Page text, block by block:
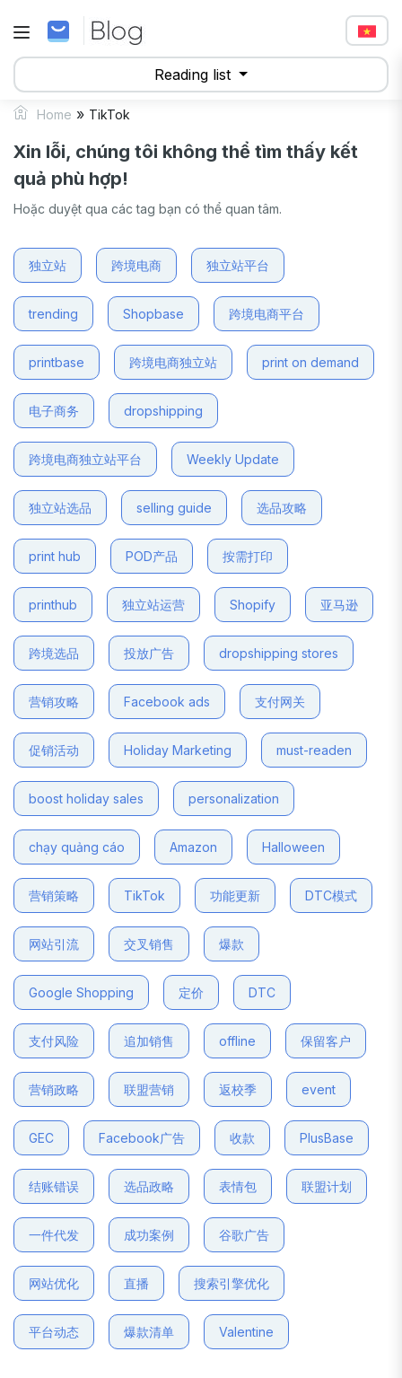
Reading list
Home » TikTok
Xin lỗi, chúng tôi không thể tìm thấy kết
quả phù hợp!
Hoặc duyệt qua các tag bạn có thể quan tâm.
独立站 跨境电商 独立站平台
trending Shopbase 跨境电商平台
printbase 跨境电商独立站 print on demand
电子商务 dropshipping
跨境电商独立站平台 Weekly Update
独立站选品 selling guide 选品攻略
print hub POD产品 按需打印
printhub 独立站运营 Shopify 亚马逊
跨境选品 投放广告 dropshipping stores
营销攻略 Facebook ads 支付网关
促销活动 Holiday Marketing must-readen
boost holiday sales personalization
chạy quảng cáo Amazon Halloween
营销策略 TikTok 功能更新 DTC模式
网站引流 交叉销售 爆款
Google Shopping 定价 DTC
支付风险 追加销售 offline 保留客户
营销政略 联盟营销 返校季 event
GEC Facebook广告 收款 PlusBase
结账错误 选品政略 表情包 联盟计划
一件代发 成功案例 谷歌广告
网站优化 直播 搜索引擎优化
平台动态 爆款清单 Valentine